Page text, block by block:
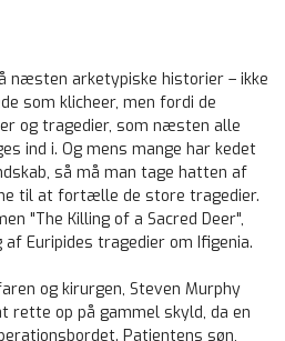
næsten arketypiske historier – ikke
som klicheer, men fordi de
og tragedier, som næsten alle
ind i. Og mens mange har kedet
så må man tage hatten af
til at fortælle de store tragedier.
"The Killing of a Sacred Deer",
Euripides tragedier om Ifigenia.
og kirurgen, Steven Murphy
rette op på gammel skyld, da en
Patientens søn,